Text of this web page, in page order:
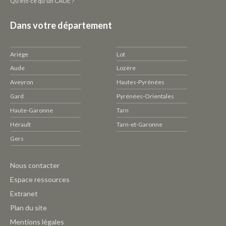
Dans votre département
Ariège
Aude
Aveyron
Gard
Haute-Garonne
Hérault
Gers
Lot
Lozère
Hautes-Pyrénées
Pyrénées-Orientales
Tarn
Tarn-et-Garonne
Pied
de
page
Nous contacter
Espace ressources
Extranet
Plan du site
Mentions légales